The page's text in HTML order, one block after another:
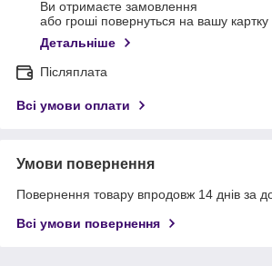
Ви отримаєте замовлення
або гроші повернуться на вашу картку
Детальніше
Післяплата
Всі умови оплати
Умови повернення
Повернення товару впродовж 14 днів за
Всі умови повернення